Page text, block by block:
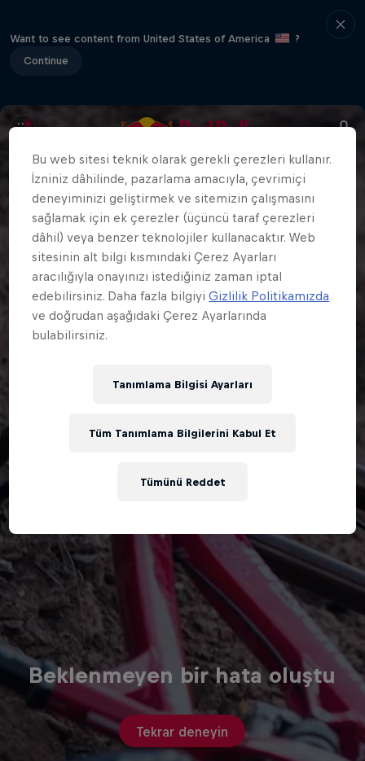
Want to see content from United States of America
?
Continue
Beklenmeyen bir hata oluştu
Tekrar deneyin
Bu web sitesi teknik olarak gerekli çerezleri kullanır.
İzniniz dâhilinde, pazarlama amacıyla, çevrimiçi
deneyiminizi geliştirmek ve sitemizin çalışmasını
sağlamak için ek çerezler (üçüncü taraf çerezleri
dâhil) veya benzer teknolojiler kullanacaktır. Web
sitesinin alt bilgi kısmındaki Çerez Ayarları
aracılığıyla onayınızı istediğiniz zaman iptal
edebilirsiniz. Daha fazla bilgiyiGizlilik Politikamızda
ve doğrudan aşağıdaki Çerez Ayarlarında
bulabilirsiniz.
Tanımlama Bilgisi Ayarları
Tümünü Reddet
Tüm Tanımlama Bilgilerini Kabul Et